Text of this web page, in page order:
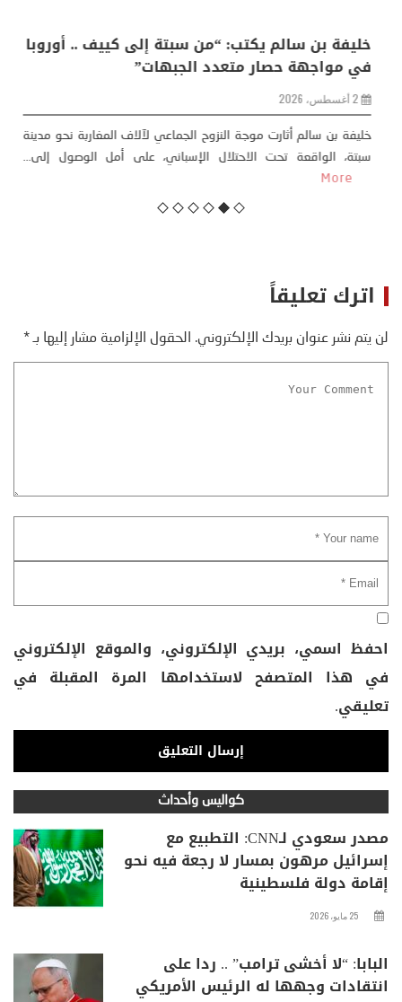
منذر بالضيافي يكتب حول: التغيرات المناخية: اكثر
من ظاهرة طبيعية .. تحول اجتماعي وحضاري (
مقاربة سوسيولوجية )
23 يوليو، 2026
كتب: منذر بالضيافي بدأت قصتي مع التغييرات المناخية ” المتطرفة”،
منذ نهاية ثمانينات القرن الماضي، حين أطردنا ...
اترك تعليقاً
لن يتم نشر عنوان بريدك الإلكتروني. الحقول الإلزامية مشار إليها بـ*
احفظ اسمي، بريدي الإلكتروني، والموقع الإلكتروني
في هذا المتصفح لاستخدامها المرة المقبلة في
تعليقي.
كواليس وأحداث
مصدر سعودي لـCNN: التطبيع مع
إسرائيل مرهون بمسار لا رجعة فيه نحو
إقامة دولة فلسطينية
25 مايو، 2026
البابا: “لا أخشى ترامب” .. ردا على
انتقادات وجهها له الرئيس الأمريكي